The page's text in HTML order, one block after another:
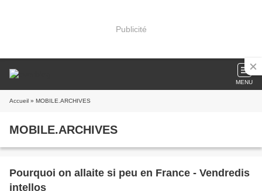
Publicité
MENU
Accueil » MOBILE.ARCHIVES
MOBILE.ARCHIVES
Pourquoi on allaite si peu en France - Vendredis
intellos